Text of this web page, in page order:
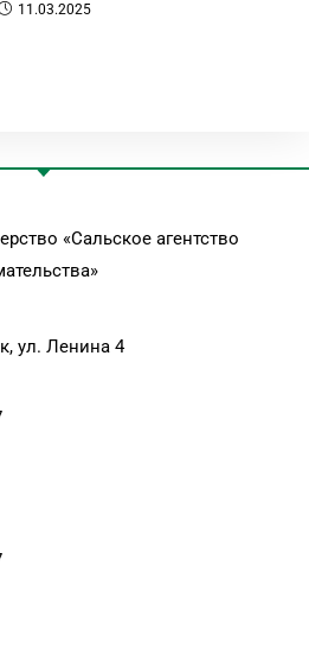
11.03.2025
«Сальское агентство
ул. Ленина 4